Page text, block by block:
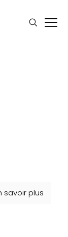
savoir plus